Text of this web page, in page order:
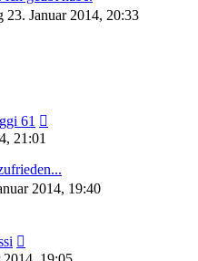
23. Januar 2014, 20:33
61
21:01
2014, 19:40